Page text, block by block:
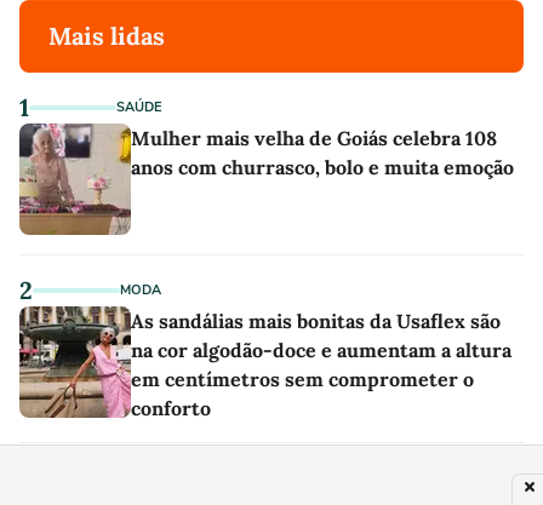
Mais lidas
1 SAÚDE
Mulher mais velha de Goiás celebra 108
anos com churrasco, bolo e muita emoção
2 MODA
As sandálias mais bonitas da Usaflex são
na cor algodão-doce e aumentam a altura
em centímetros sem comprometer o
conforto